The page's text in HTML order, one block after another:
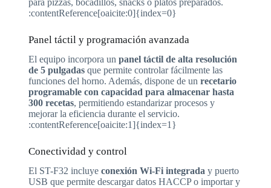
:contentReference[oaicite:0]{index=0}
Panel táctil y programación avanzada
El equipo incorpora un panel táctil de alta resolución
de 5 pulgadasque permite controlar fácilmente las
funciones del horno. Además, dispone de un recetario
programable con capacidad para almacenar hasta
300 recetas, permitiendo estandarizar procesos y
mejorar la eficiencia durante el servicio.
:contentReference[oaicite:1]{index=1}
Conectividad y control
El ST-F32 incluye conexión Wi-Fi integrada y puerto
USB que permite descargar datos HACCP o importar y